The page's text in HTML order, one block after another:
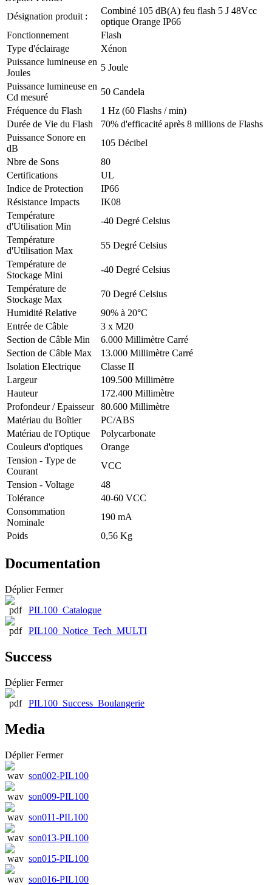
Désignation produit :
Combiné 105 dB(A) feu flash 5 J 48Vcc
optique Orange IP66
Fonctionnement
Flash
Type d'éclairage
Xénon
Puissance lumineuse en
Joules
5 Joule
Puissance lumineuse en
Cd mesuré
50 Candela
Fréquence du Flash
1 Hz (60 Flashs / min)
Durée de Vie du Flash
70% d'efficacité après 8 millions de Flashs
Puissance Sonore en
dB
105 Décibel
Nbre de Sons
80
Certifications
UL
Indice de Protection
IP66
Résistance Impacts
IK08
Température
d'Utilisation Min
-40 Degré Celsius
Température
d'Utilisation Max
55 Degré Celsius
Température de
Stockage Mini
-40 Degré Celsius
Température de
Stockage Max
70 Degré Celsius
Humidité Relative
90% à 20°C
Entrée de Câble
3 x M20
Section de Câble Min
6.000 Millimètre Carré
Section de Câble Max
13.000 Millimètre Carré
Isolation Electrique
Classe II
Largeur
109.500 Millimètre
Hauteur
172.400 Millimètre
Profondeur / Epaisseur
80.600 Millimètre
Matériau du Boîtier
PC/ABS
Matériau de l'Optique
Polycarbonate
Couleurs d'optiques
Orange
Tension - Type de
Courant
VCC
Tension - Voltage
48
Tolérance
40-60 VCC
Consommation
Nominale
190 mA
Poids
0,56 Kg
Documentation
Déplier Fermer
PIL100_Catalogue
PIL100_Notice_Tech_MULTI
Success
Déplier Fermer
PIL100_Success_Boulangerie
Media
Déplier Fermer
son002-PIL100
son009-PIL100
son011-PIL100
son013-PIL100
son015-PIL100
son016-PIL100